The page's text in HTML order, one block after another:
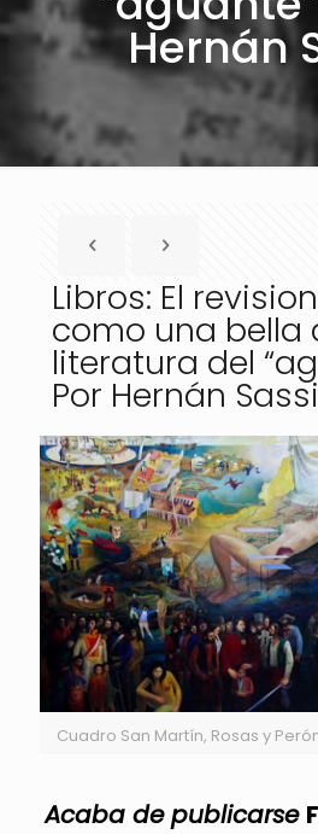
Hernán
Libros: El
como una bella
literatura del
Por Hernán Sassi
Cuadro San Martín, Rosas y
Acaba de publicarse